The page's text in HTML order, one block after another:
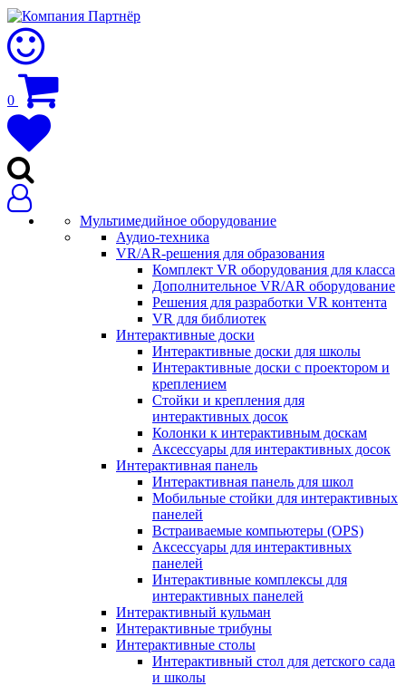
0
Мультимедийное оборудование
Аудио-техника
VR/AR-решения для образования
Комплект VR оборудования для класса
Дополнительное VR/AR оборудование
Решения для разработки VR контента
VR для библиотек
Интерактивные доски
Интерактивные доски для школы
Интерактивные доски с проектором и
креплением
Стойки и крепления для
интерактивных досок
Колонки к интерактивным доскам
Аксессуары для интерактивных досок
Интерактивная панель
Интерактивная панель для школ
Мобильные стойки для интерактивных
панелей
Встраиваемые компьютеры (OPS)
Аксессуары для интерактивных
панелей
Интерактивные комплексы для
интерактивных панелей
Интерактивный кульман
Интерактивные трибуны
Интерактивные столы
Интерактивный стол для детского сада
и школы